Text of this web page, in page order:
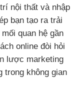
nội thất và nhập
bạn tạo ra trải
quan hệ gần
online đòi hỏi
lược marketing
trong không gian